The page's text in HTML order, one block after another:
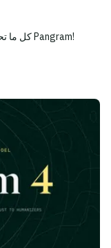
كل ما تحتاج إلى معرفته للانتقال إلى أحدث طراز رائد من Pangram!